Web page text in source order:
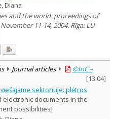
Diana
and the world: proceedings of
11-14, 2004. Rīga: LU
Journal articles
©InC –
[13.04]
sektoriuje: plėtros
electronic documents in the
possibilities]